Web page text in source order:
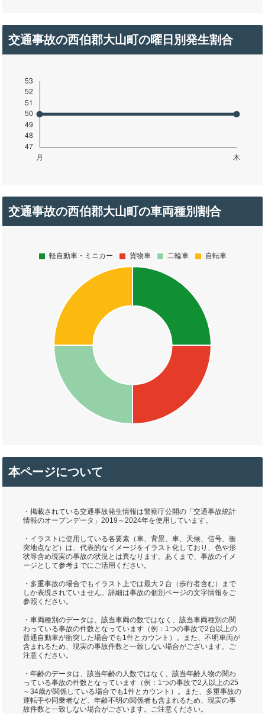
交通事故の西伯郡大山町の曜日別発生割合
交通事故の西伯郡大山町の車両種別割合
本ページについて
・掲載されている交通事故発生情報は警察庁公開の「交通事故統計
情報のオープンデータ」2019～2024年を使用しています。
・イラストに使用している各要素（車、背景、車、天候、信号、衝
突地点など）は、代表的なイメージをイラスト化しており、色や形
状等含め現実の事故の状況とは異なります。あくまで、事故のイメ
ージとして参考までにご活用ください。
・多重事故の場合でもイラスト上では最大２台（歩行者含む）まで
しか表現されていません。詳細は事故の個別ページの文字情報をご
参照ください。
・車両種別のデータは、該当車両の数ではなく、該当車両種別の関
わっている事故の件数となっています（例：1つの事故で2台以上の
普通自動車が衝突した場合でも1件とカウント）。また、不明車両が
含まれるため、現実の事故件数と一致しない場合がございます。ご
注意ください。
・年齢のデータは、該当年齢の人数ではなく、該当年齢人物の関わ
っている事故の件数となっています（例：1つの事故で2人以上の25
～34歳が関係している場合でも1件とカウント）。また、多重事故の
運転手や同乗者など、年齢不明の関係者も含まれるため、現実の事
故件数と一致しない場合がございます。ご注意ください。